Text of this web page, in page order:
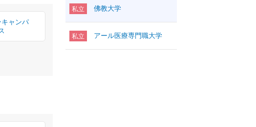
ャンパ
私立 佛教大学
私立 アール医療専門職大学